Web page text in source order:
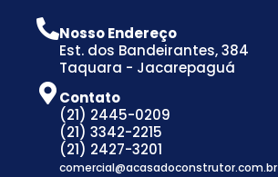
Nosso Endereço
Est. dos Bandeirantes, 384
Taquara - Jacarepaguá
Contato
(21) 2445-0209
(21) 3342-2215
(21) 2427-3201
comercial@acasadoconstrutor.com.br